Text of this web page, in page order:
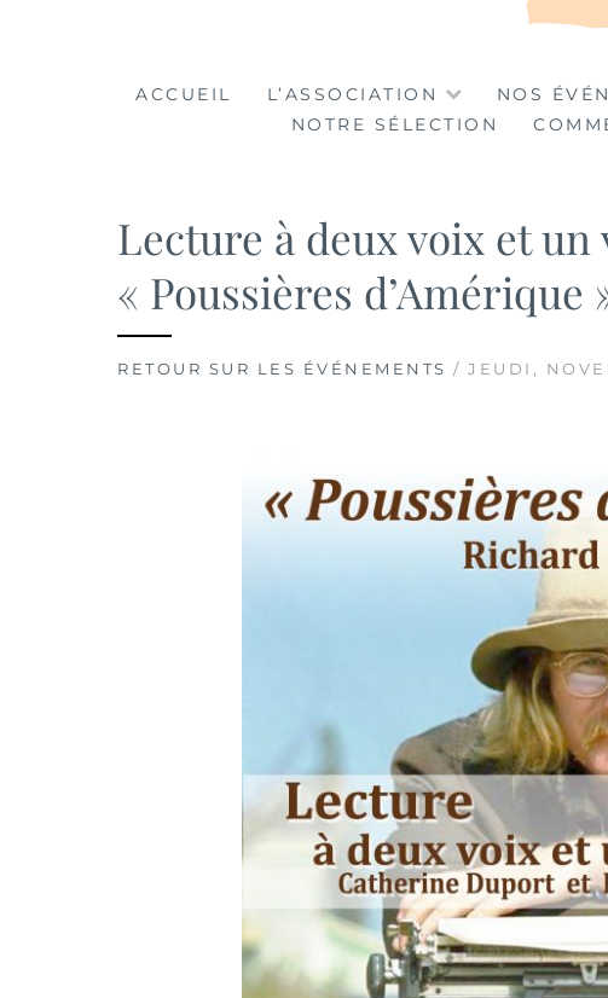
LA TABLE DES
ACCUEIL L’ASSOCIATION NOS
NOTRE SÉLECTION
Lecture à deux voix et un
« Poussières
RETOUR SUR LES ÉVÉNEMENTS / JEUDI,